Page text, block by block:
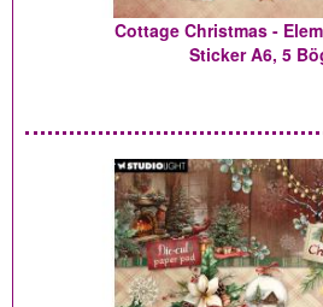
Cottage Christmas -
Sticker A6, 5